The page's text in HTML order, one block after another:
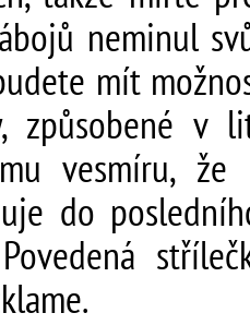
neminul
mít
způsobené
vesmíru,
do